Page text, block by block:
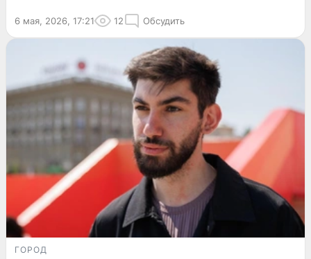
6 мая, 2026, 17:21 12 Обсудить
ГОРОД